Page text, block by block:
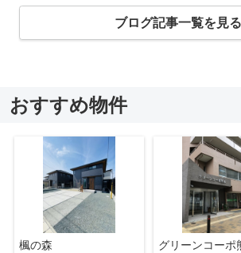
ブログ記事一覧を見る
おすすめ物件
楓の森